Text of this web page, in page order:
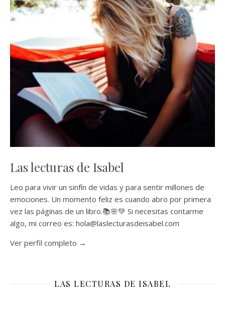
Las lecturas de Isabel
Leo para vivir un sinfín de vidas y para sentir millones de
emociones. Un momento feliz es cuando abro por primera
vez las páginas de un libro.📚🌸💚 Si necesitas contarme
algo, mi correo es: hola@laslecturasdeisabel.com
Ver perfil completo →
LAS LECTURAS DE ISABEL